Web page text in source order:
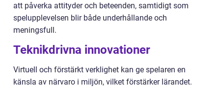
att påverka attityder och beteenden, samtidigt som
spelupplevelsen blir både underhållande och
meningsfull.
Teknikdrivna innovationer
Virtuell och förstärkt verklighet kan ge spelaren en
känsla av närvaro i miljön, vilket förstärker lärandet.